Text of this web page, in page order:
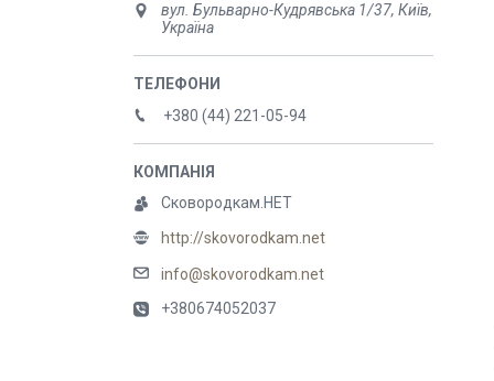
вул. Бульварно-Кудрявська 1/37, Київ,
Україна
+380 (44) 221-05-94
Сковородкам.НЕТ
http://skovorodkam.net
info@skovorodkam.net
+380674052037